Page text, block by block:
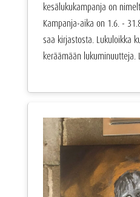
kesälukukampanja on
Kampanja-aika on 1.6. -
saa kirjastosta. Lukuloikka
keräämään lukuminuutteja.